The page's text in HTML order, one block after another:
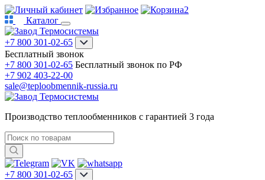
2
Каталог
+7 800 301-02-65
Бесплатный звонок
+7 800 301-02-65 Бесплатный звонок по РФ
+7 902 403-22-00
sale@teploobmennik-russia.ru
Производство теплообменников с гарантией 3 года
+7 800 301-02-65